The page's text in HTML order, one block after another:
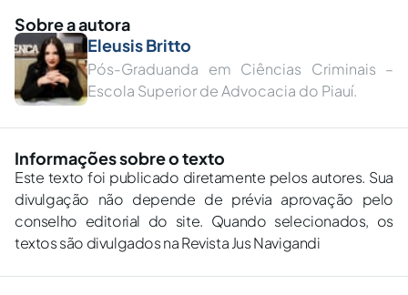
Sobre a autora
Eleusis Britto
Pós-Graduanda em Ciências Criminais –
Escola Superior de Advocacia do Piauí.
Informações sobre o texto
Este texto foi publicado diretamente pelos autores. Sua
divulgação não depende de prévia aprovação pelo
conselho editorial do site. Quando selecionados, os
textos são divulgados na Revista Jus Navigandi